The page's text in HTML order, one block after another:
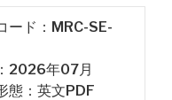
ード：MRC-SE-
2026年07月
態：英文PDF